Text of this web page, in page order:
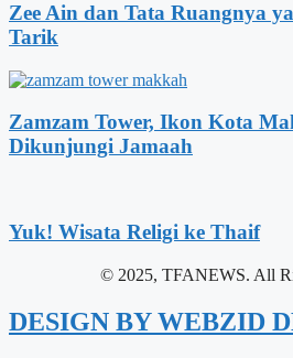
Zee Ain dan Tata Ruangnya
Tarik
Zamzam Tower, Ikon Kota
Dikunjungi Jamaah
Yuk! Wisata Religi ke Thaif
© 2025, TFANEWS. All
DESIGN BY WEBZID